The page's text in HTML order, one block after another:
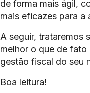
de forma mais ágil,
mais eficazes para a
A seguir, trataremos
melhor o que de fato
gestão fiscal do seu
Boa leitura!